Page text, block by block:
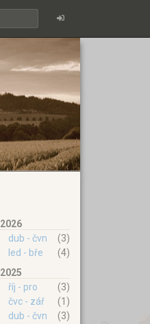
2026
dub - čvn
(3)
led - bře
(4)
2025
říj - pro
(3)
čvc - zář
(1)
dub - čvn
(3)